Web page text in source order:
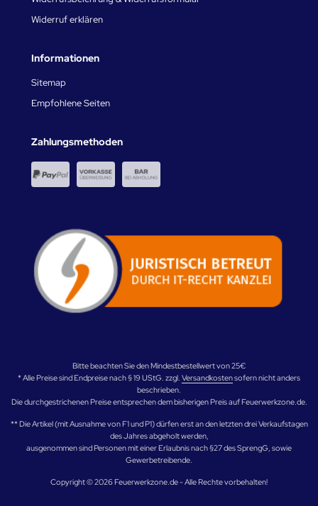
Widerruf erklären
Informationen
Sitemap
Empfohlene Seiten
Zahlungsmethoden
Bitte beachten Sie den Mindestbestellwert von 25€
* Alle Preise sind Endpreise nach § 19 UStG. zzgl. Versandkostensofern nicht anders
beschrieben.
Die durchgestrichenen Preise entsprechen dem bisherigen Preis auf Feuerwerkzone.de.
** Die Artikel (mit Ausnahme von F1 und P1) dürfen erst an den letzten drei Verkaufstagen
des Jahres abgeholt werden,
ausgenommen sind Personen mit einer Erlaubnis nach §27 des SprengG, sowie
Gewerbetreibende.
Copyright © 2026 Feuerwerkzone.de - Alle Rechte vorbehalten!